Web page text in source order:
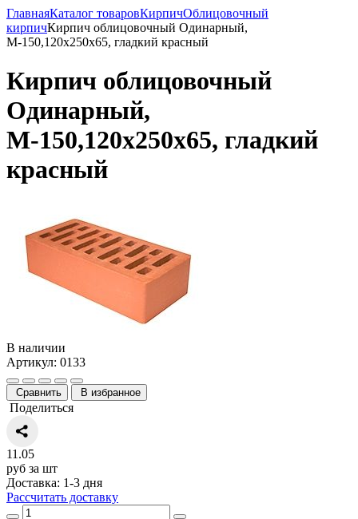
ГлавнаяКаталог товаровКирпичОблицовочный
кирпичКирпич облицовочный Одинарный,
М-150,120x250x65, гладкий красный
Кирпич облицовочный
Одинарный,
М-150,120x250x65, гладкий
красный
В наличии
Артикул: 0133
Сравнить В избранное
Поделиться
11.05
руб за шт
Доставка: 1-3 дня
Рассчитать доставку